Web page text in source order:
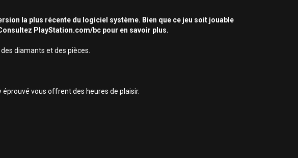
la plus récente du logiciel système. Bien que ce jeu soit jouable
PlayStation.com/bc pour en savoir plus.
diamants et des pièces.
éprouvé vous offrent des heures de plaisir.